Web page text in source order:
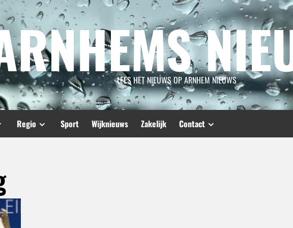
LEES HET NIEUWS OP ARNHEM NIEUWS
Regio Sport Wijknieuws Zakelijk Contact